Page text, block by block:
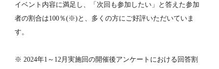
イベント内容に満足し、「次回も参加したい」と答えた参加
者の割合は100％(※)と、多くの方にご好評いただいていま
す。
※ 2024年1～12月実施回の開催後アンケートにおける回答割